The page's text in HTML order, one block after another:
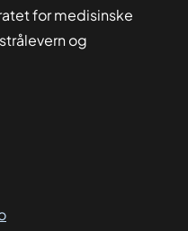
for medisinske
og